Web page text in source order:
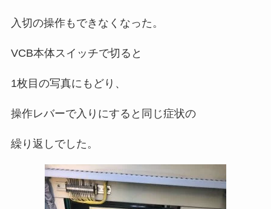
入切の操作もできなくなった。
VCB本体スイッチで切ると
1枚目の写真にもどり、
操作レバーで入りにすると同じ症状の
繰り返しでした。